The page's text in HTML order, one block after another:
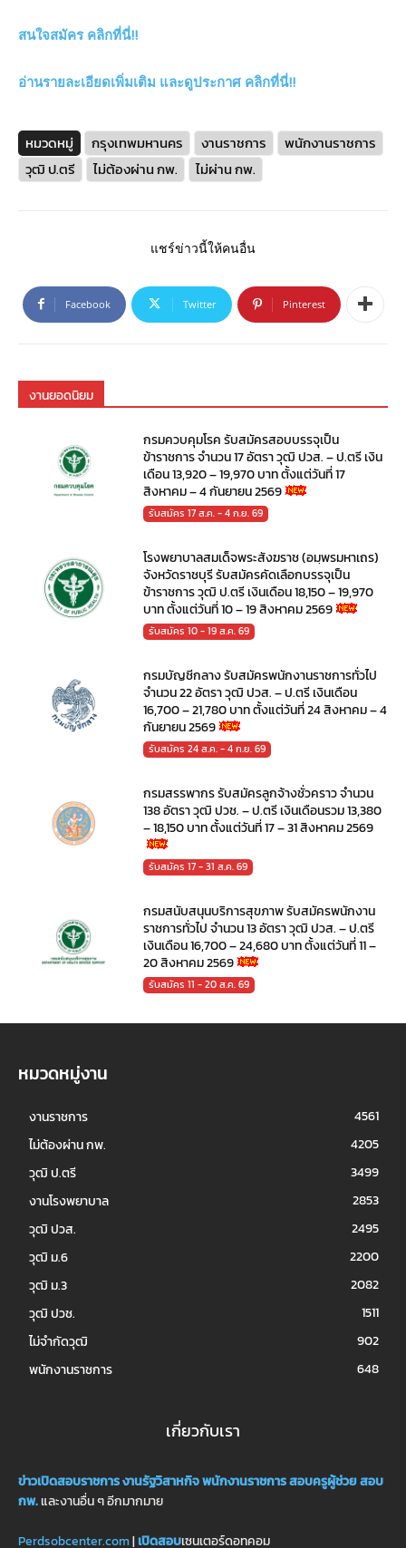
สนใจสมัคร คลิกที่นี่!!
อ่านรายละเอียดเพิ่มเติม และดูประกาศ คลิกที่นี่!!
หมวดหมู่ กรุงเทพมหานคร งานราชการ
พนักงานราชการ
วุฒิ ป.ตรี
ไม่ต้องผ่าน กพ. ไม่ผ่าน กพ.
แชร์ข่าวนี้ให้คนอื่น
Facebook Twitter Pinterest
งานยอดนิยม
กรมควบคุมโรค รับสมัครสอบบรรจุเป็น
ข้าราชการ จำนวน 17 อัตรา วุฒิ ปวส. – ป.ตรี เงิน
เดือน 13,920 – 19,970 บาท ตั้งแต่วันที่ 17
สิงหาคม – 4 กันยายน 2569
รับสมัคร 17 ส.ค. - 4 ก.ย. 69
โรงพยาบาลสมเด็จพระสังฆราช (อมฺพรมหาเถร)
จังหวัดราชบุรี รับสมัครคัดเลือกบรรจุเป็น
ข้าราชการ วุฒิ ป.ตรี เงินเดือน 18,150 – 19,970
บาท ตั้งแต่วันที่ 10 – 19 สิงหาคม 2569
รับสมัคร 10 - 19 ส.ค. 69
กรมบัญชีกลาง รับสมัครพนักงานราชการทั่วไป
จำนวน 22 อัตรา วุฒิ ปวส. – ป.ตรี เงินเดือน
16,700 – 21,780 บาท ตั้งแต่วันที่ 24 สิงหาคม – 4
กันยายน 2569
รับสมัคร 24 ส.ค. - 4 ก.ย. 69
กรมสรรพากร รับสมัครลูกจ้างชั่วคราว จำนวน
138 อัตรา วุฒิ ปวช. – ป.ตรี เงินเดือนรวม 13,380
– 18,150 บาท ตั้งแต่วันที่ 17 – 31 สิงหาคม 2569
รับสมัคร 17 - 31 ส.ค. 69
กรมสนับสนุนบริการสุขภาพ รับสมัครพนักงาน
ราชการทั่วไป จำนวน 13 อัตรา วุฒิ ปวส. – ป.ตรี
เงินเดือน 16,700 – 24,680 บาท ตั้งแต่วันที่ 11 –
20 สิงหาคม 2569
รับสมัคร 11 - 20 ส.ค. 69
หมวดหมู่งาน
งานราชการ
4561
ไม่ต้องผ่าน กพ.
4205
วุฒิ ป.ตรี
3499
งานโรงพยาบาล
2853
วุฒิ ปวส.
2495
วุฒิ ม.6
2200
วุฒิ ม.3
2082
วุฒิ ปวช.
1511
ไม่จำกัดวุฒิ
902
พนักงานราชการ
648
เกี่ยวกับเรา
ข่าวเปิดสอบราชการงานรัฐวิสาหกิจพนักงานราชการสอบครูผู้ช่วยสอบ
กพ.และงานอื่น ๆ อีกมากมาย
Perdsobcenter.com|เปิดสอบเซนเตอร์ดอทคอม